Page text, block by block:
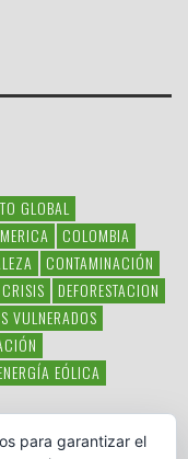
GLOBAL
COLOMBIA
CONTAMINACIÓN
CRISIS
DEFORESTACION
VULNERADOS
EÓLICA
MÉXICO
para garantizar el